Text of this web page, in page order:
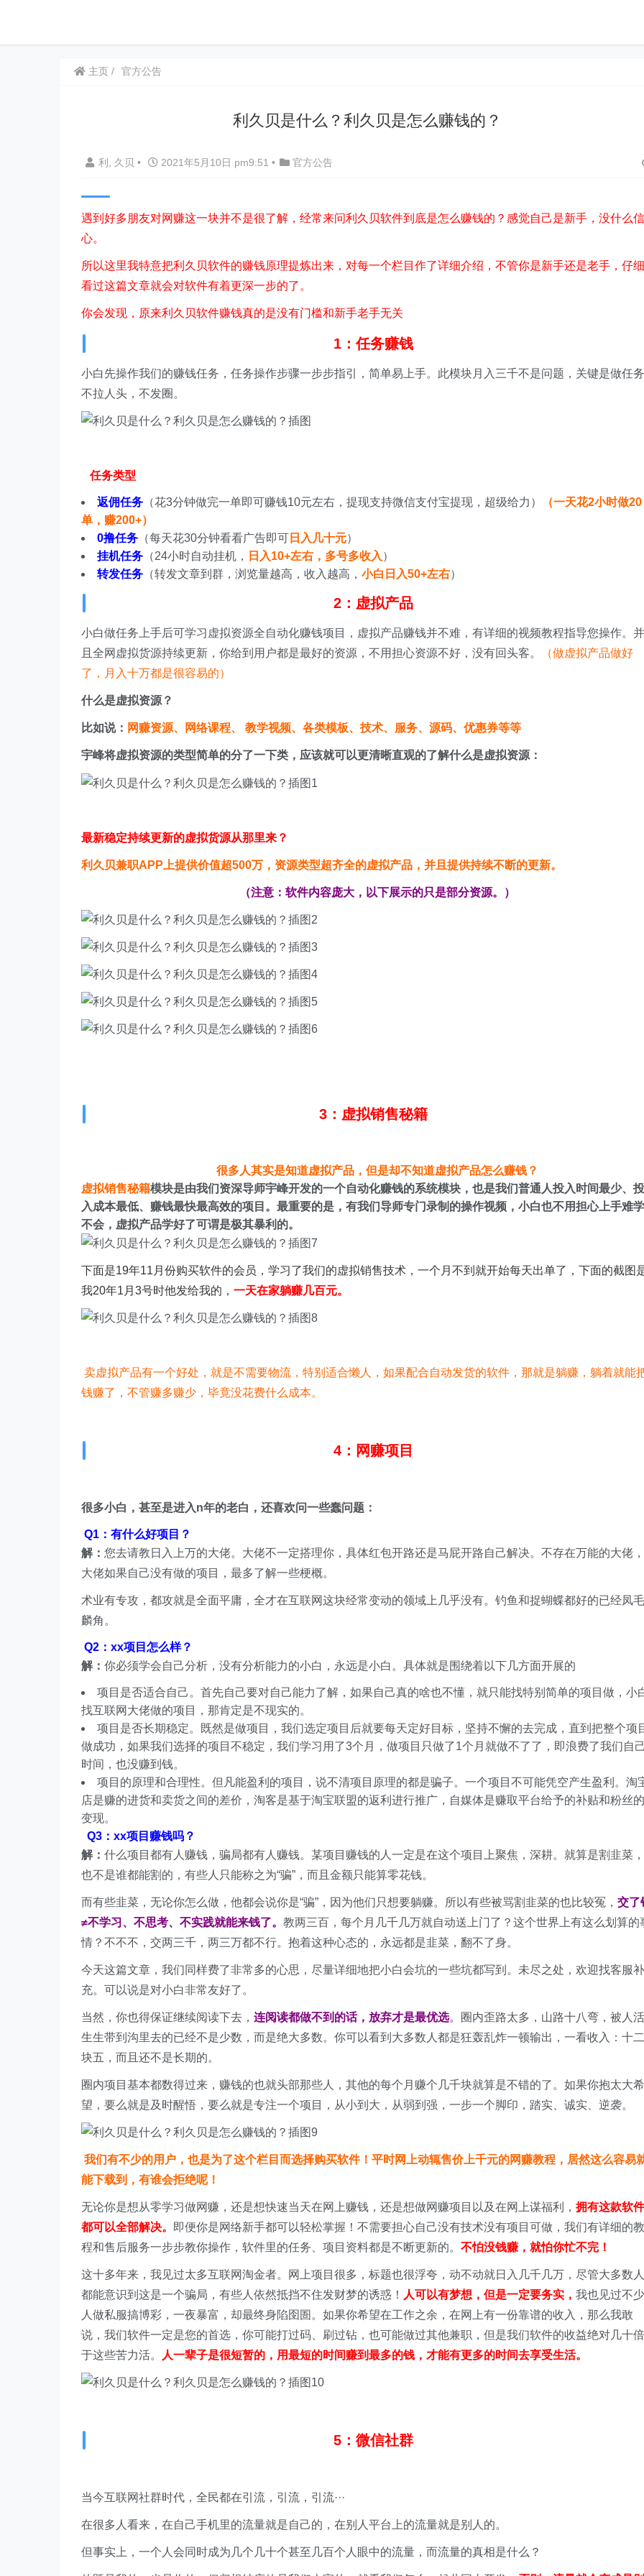
主页 官方公告
利久贝是什么？利久贝是怎么赚钱的？
利, 久贝 • 2021年5月10日 pm9:51 • 官方公告
遇到好多朋友对网赚这一块并不是很了解，经常来问利久贝软件到底是怎么赚钱的？感觉自己是新手，没什么信
心。
所以这里我特意把利久贝软件的赚钱原理提炼出来，对每一个栏目作了详细介绍，不管你是新手还是老手，仔细
看过这篇文章就会对软件有着更深一步的了。
你会发现，原来利久贝软件赚钱真的是没有门槛和新手老手无关
1：任务赚钱
小白先操作我们的赚钱任务，任务操作步骤一步步指引，简单易上手。此模块月入三千不是问题，关键是做任务
不拉人头，不发圈。
任务类型
返佣任务 （花3分钟做完一单即可赚钱10元左右，提现支持微信支付宝提现，超级给力）
（一天花2小时做20
单，赚200+）
0撸任务 （每天花30分钟看看广告即可 日入几十元）
挂机任务 （24小时自动挂机， 日入10+左右，多号多收入 ）
转发任务 （转发文章到群，浏览量越高，收入越高， 小白日入50+左右）
2：虚拟产品
小白做任务上手后可学习虚拟资源全自动化赚钱项目，虚拟产品赚钱并不难，有详细的视频教程指导您操作。并
且全网虚拟货源持续更新，你给到用户都是最好的资源，不用担心资源不好，没有回头客。
（做虚拟产品做好
了，月入十万都是很容易的）
什么是虚拟资源？
比如说： 网赚资源、网络课程、 教学视频、各类模板、技术、服务、源码、优惠券等等
宇峰将虚拟资源的类型简单的分了一下类，应该就可以更清晰直观的了解什么是虚拟资源：
最新稳定持续更新的虚拟货源从那里来？
利久贝兼职APP上提供价值超500万，资源类型超齐全的虚拟产品，并且提供持续不断的更新。
（注意：软件内容庞大，以下展示的只是部分资源。）
3：虚拟销售秘籍
很多人其实是知道虚拟产品，但是却不知道虚拟产品怎么赚钱？
虚拟销售秘籍模块是由我们资深导师宇峰开发的一个自动化赚钱的系统模块，也是我们普通人投入时间最少、投
入成本最低、赚钱最快最高效的项目。最重要的是，有我们导师专门录制的操作视频，小白也不用担心上手难学
不会，虚拟产品学好了可谓是极其暴利的。
下面是19年11月份购买软件的会员，学习了我们的虚拟销售技术，一个月不到就开始每天出单了，下面的截图
我20年1月3号时他发给我的， 一天在家躺赚几百元。
卖虚拟产品有一个好处，就是不需要物流，特别适合懒人，如果配合自动发货的软件，那就是躺赚，躺着就能
钱赚了，不管赚多赚少，毕竟没花费什么成本。
4：网赚项目
很多小白，甚至是进入n年的老白，还喜欢问一些蠢问题：
Q1：有什么好项目？
解： 您去请教日入上万的大佬。大佬不一定搭理你，具体红包开路还是马屁开路自己解决。不存在万能的大佬，
大佬如果自己没有做的项目，最多了解一些梗概。
术业有专攻，都攻就是全面平庸，全才在互联网这块经常变动的领域上几乎没有。钓鱼和捉蝴蝶都好的已经凤毛
麟角。
Q2：xx项目怎么样？
解： 你必须学会自己分析，没有分析能力的小白，永远是小白。具体就是围绕着以下几方面开展的
项目是否适合自己。首先自己要对自己能力了解，如果自己真的啥也不懂，就只能找特别简单的项目做，小
找互联网大佬做的项目，那肯定是不现实的。
项目是否长期稳定。既然是做项目，我们选定项目后就要每天定好目标，坚持不懈的去完成，直到把整个项
做成功，如果我们选择的项目不稳定，我们学习用了3个月，做项目只做了1个月就做不了了，即浪费了我们自己
时间，也没赚到钱。
项目的原理和合理性。但凡能盈利的项目，说不清项目原理的都是骗子。一个项目不可能凭空产生盈利。淘
店是赚的进货和卖货之间的差价，淘客是基于淘宝联盟的返利进行推广，自媒体是赚取平台给予的补贴和粉丝的
变现。
Q3：xx项目赚钱吗？
解： 什么项目都有人赚钱，骗局都有人赚钱。某项目赚钱的人一定是在这个项目上聚焦，深耕。就算是割韭菜，
也不是谁都能割的，有些人只能称之为“骗”，而且金额只能算零花钱。
而有些韭菜，无论你怎么做，他都会说你是“骗”，因为他们只想要躺赚。所以有些被骂割韭菜的也比较冤， 交了
≠不学习、不思考、不实践就能来钱了。 教两三百，每个月几千几万就自动送上门了？这个世界上有这么划算的
情？不不不，交两三千，两三万都不行。抱着这种心态的，永远都是韭菜，翻不了身。
今天这篇文章，我们同样费了非常多的心思，尽量详细地把小白会坑的一些坑都写到。未尽之处，欢迎找客服补
充。可以说是对小白非常友好了。
当然，你也得保证继续阅读下去， 连阅读都做不到的话，放弃才是最优选。
圈内歪路太多，山路十八弯，被人活
生生带到沟里去的已经不是少数，而是绝大多数。你可以看到大多数人都是狂轰乱炸一顿输出，一看收入：十二
块五，而且还不是长期的。
圈内项目基本都数得过来，赚钱的也就头部那些人，其他的每个月赚个几千块就算是不错的了。如果你抱太大希
望，要么就是及时醒悟，要么就是专注一个项目，从小到大，从弱到强，一步一个脚印，踏实、诚实、逆袭。
我们有不少的用户，也是为了这个栏目而选择购买软件！平时网上动辄售价上千元的网赚教程，居然这么容易
能下载到，有谁会拒绝呢！
无论你是想从零学习做网赚，还是想快速当天在网上赚钱，还是想做网赚项目以及在网上谋福利， 拥有这款软件
都可以全部解决。
即便你是网络新手都可以轻松掌握！不需要担心自己没有技术没有项目可做，我们有详细的教
程和售后服务一步步教你操作，软件里的任务、项目资料都是不断更新的。 不怕没钱赚，就怕你忙不完！
这十多年来，我见过太多互联网淘金者。网上项目很多，标题也很浮夸，动不动就日入几千几万，尽管大多数人
都能意识到这是一个骗局，有些人依然抵挡不住发财梦的诱惑！ 人可以有梦想，但是一定要务实， 我也见过不少
人做私服搞博彩，一夜暴富，却最终身陷囹圄。如果你希望在工作之余，在网上有一份靠谱的收入，那么我敢
说，我们软件一定是您的首选，你可能打过码、刷过钻，也可能做过其他兼职，但是我们软件的收益绝对几十倍
于这些苦力活。
人一辈子是很短暂的，用最短的时间赚到最多的钱，才能有更多的时间去享受生活。
5：微信社群
当今互联网社群时代，全民都在引流，引流，引流···
在很多人看来，在自己手机里的流量就是自己的，在别人平台上的流量就是别人的。
但事实上，一个人会同时成为几个几十个甚至几百个人眼中的流量，而流量的真相是什么？